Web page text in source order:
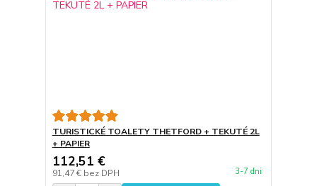
TURISTICKÉ TOALETY THETFORD + TEKUTÉ 2L
+ PAPIER
112,51 €
91,47 € bez DPH 3-7 dni